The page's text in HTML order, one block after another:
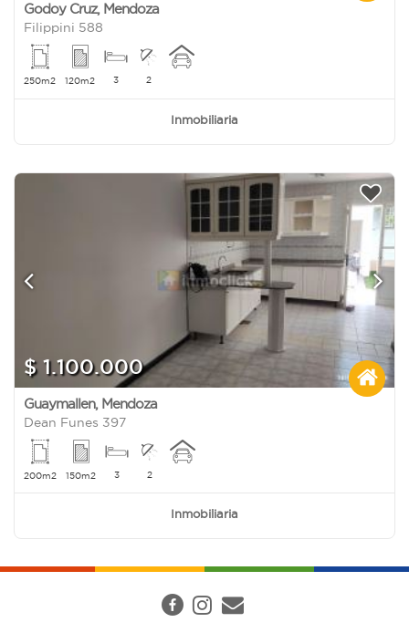
Godoy Cruz, Mendoza
Filippini 588
250m2 120m2 3 2
Inmobiliaria
$ 1.100.000
Guaymallen, Mendoza
Dean Funes 397
200m2 150m2 3 2
Inmobiliaria